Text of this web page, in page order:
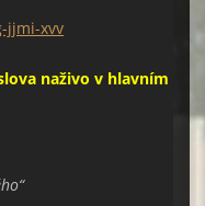
jjmi-xvv
naživo v hlavním
“